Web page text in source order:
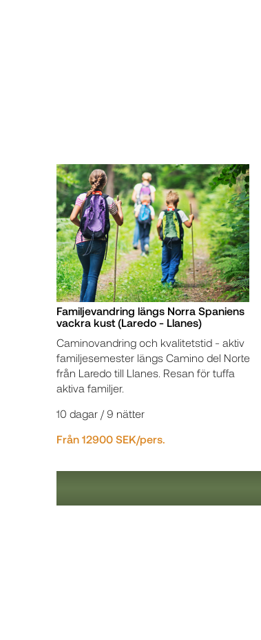
Familjevandring längs Norra Spaniens
vackra kust (Laredo - Llanes)
Caminovandring och kvalitetstid - aktiv
familjesemester längs Camino del Norte
från Laredo till Llanes. Resan för tuffa
aktiva familjer.
10 dagar / 9 nätter
Från 12900 SEK/pers.